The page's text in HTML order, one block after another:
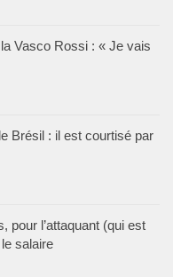
Vasco Rossi : « Je vais
Brésil : il est courtisé par
pour l’attaquant (qui est
salaire